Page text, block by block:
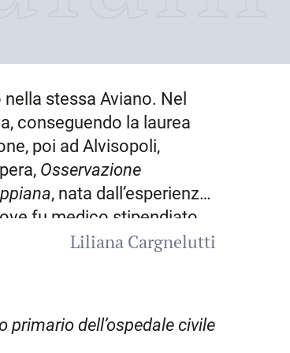
stessa Aviano. Nel
conseguendo la laurea
, poi ad Alvisopoli,
Osservazione
, nata dall’esperienza
fu medico stipendiato
città, incarico che
parti. M. fu anche
almeno per un certo
Liliana Cargnelutti
primario dell’ospedale civile